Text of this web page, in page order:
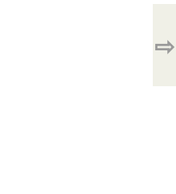
⇨